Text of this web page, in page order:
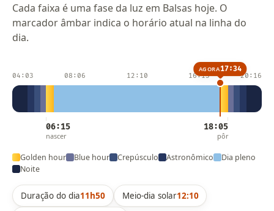
Cada faixa é uma fase da luz em Balsas hoje. O
marcador âmbar indica o horário atual na linha do
dia.
04:03 08:06 12:10 16:13 20:16
AGORA17:34
06:15
nascer
18:05
pôr
Golden hour Blue hour Crepúsculo Astronômico
Dia pleno
Noite
Duração do dia11h50 Meio-dia solar12:10